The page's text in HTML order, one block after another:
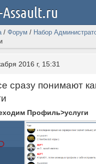
Assault.ru
/ Форум / Набор
2016 г, 15:31
сразу понимают
Профиль>услуги